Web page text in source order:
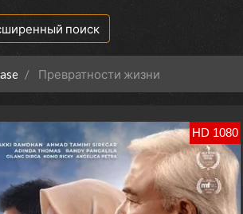
поиск
Превратности жизни
HD 1080